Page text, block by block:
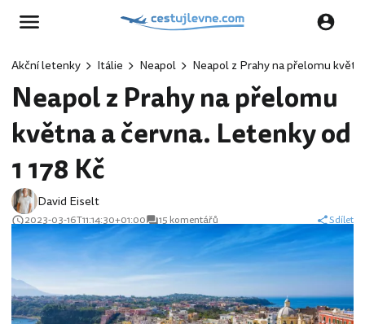
Akční letenky Itálie Neapol Neapol z Prahy na přelomu
Neapol z Prahy na přelomu
května a června. Letenky od
1 178 Kč
David Eiselt
2023-03-16T11:14:30+01:00 15 komentářů Sdílet